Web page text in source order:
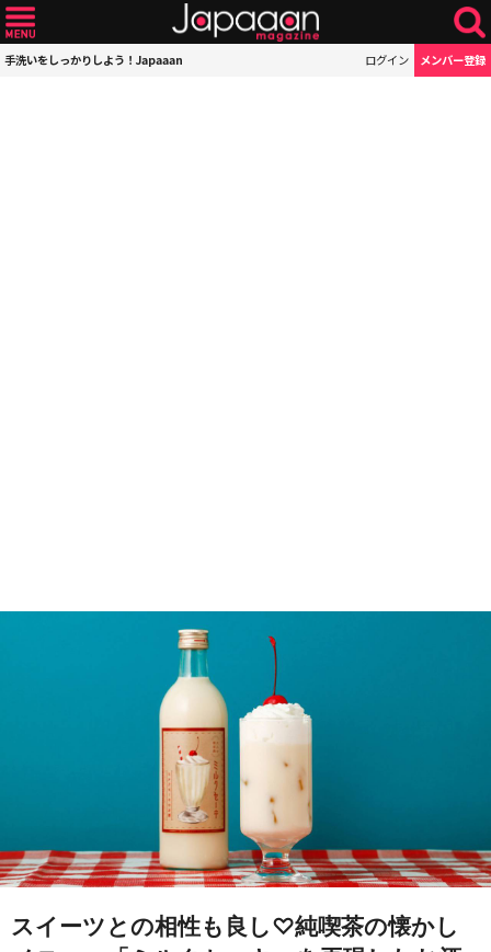
手洗いをしっかりしよう！Japaaan ログイン メンバー登録
スイーツとの相性も良し♡純喫茶の懐かし